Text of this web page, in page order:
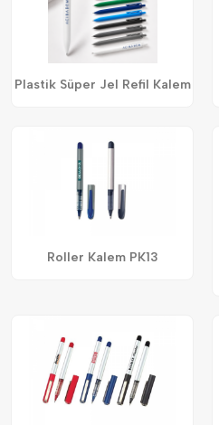
Plastik Süper Jel Refil Kalem
Roller Kalem PK13